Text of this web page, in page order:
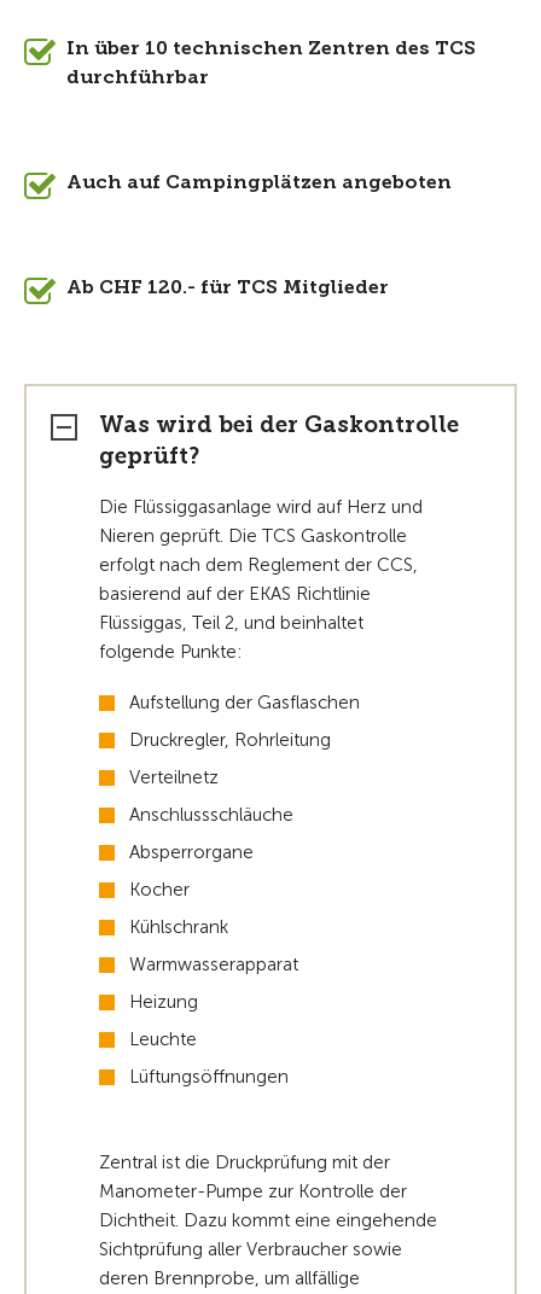
In über 10 technischen Zentren des TCS
durchführbar
Auch auf Campingplätzen angeboten
Ab CHF 120.- für TCS Mitglieder
Was wird bei der Gaskontrolle
geprüft?
Die Flüssiggasanlage wird auf Herz und
Nieren geprüft. Die TCS Gaskontrolle
erfolgt nach dem Reglement der CCS,
basierend auf der EKAS Richtlinie
Flüssiggas, Teil 2, und beinhaltet
folgende Punkte:
Aufstellung der Gasflaschen
Druckregler, Rohrleitung
Verteilnetz
Anschlussschläuche
Absperrorgane
Kocher
Kühlschrank
Warmwasserapparat
Heizung
Leuchte
Lüftungsöffnungen
Zentral ist die Druckprüfung mit der
Manometer-Pumpe zur Kontrolle der
Dichtheit. Dazu kommt eine eingehende
Sichtprüfung aller Verbraucher sowie
deren Brennprobe, um allfällige